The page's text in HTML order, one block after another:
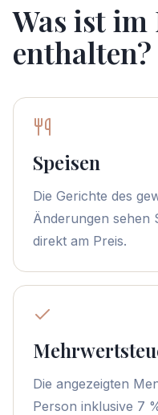
Was ist
enthalten?
Speisen
Die Gerichte des
Änderungen sehen
direkt am Preis.
Die angezeigten
Person inklusive 7